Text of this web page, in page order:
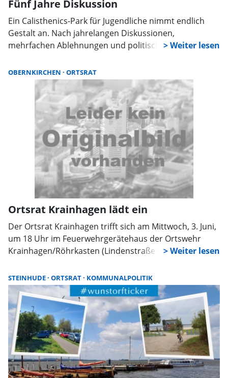
Fünf Jahre Diskussion
Ein Calisthenics-Park für Jugendliche nimmt endlich
Gestalt an. Nach jahrelangen Diskussionen,
mehrfachen Ablehnungen und politischem Ringen hat
auch dank Förderanträgen und neu gefundenem
Standort.
OBERNKIRCHEN ORTSRAT
Ortsrat Krainhagen lädt ein
Der Ortsrat Krainhagen trifft sich am Mittwoch, 3. Juni,
um 18 Uhr im Feuerwehrgerätehaus der Ortswehr
Krainhagen/Röhrkasten (Lindenstraße 27) zu seiner
Verwaltung jetzt ein.
STEINHUDE ORTSRAT KOMMUNALPOLITIK